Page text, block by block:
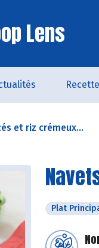
Lens
et riz crémeux...
Plat